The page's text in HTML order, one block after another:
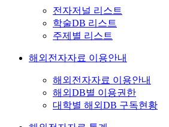
전자저널 리스트
학술DB 리스트
주제별 리스트
해외전자자료 이용안내
해외전자자료 이용안내
해외DB별 이용권한
대학별 해외DB 구독현황